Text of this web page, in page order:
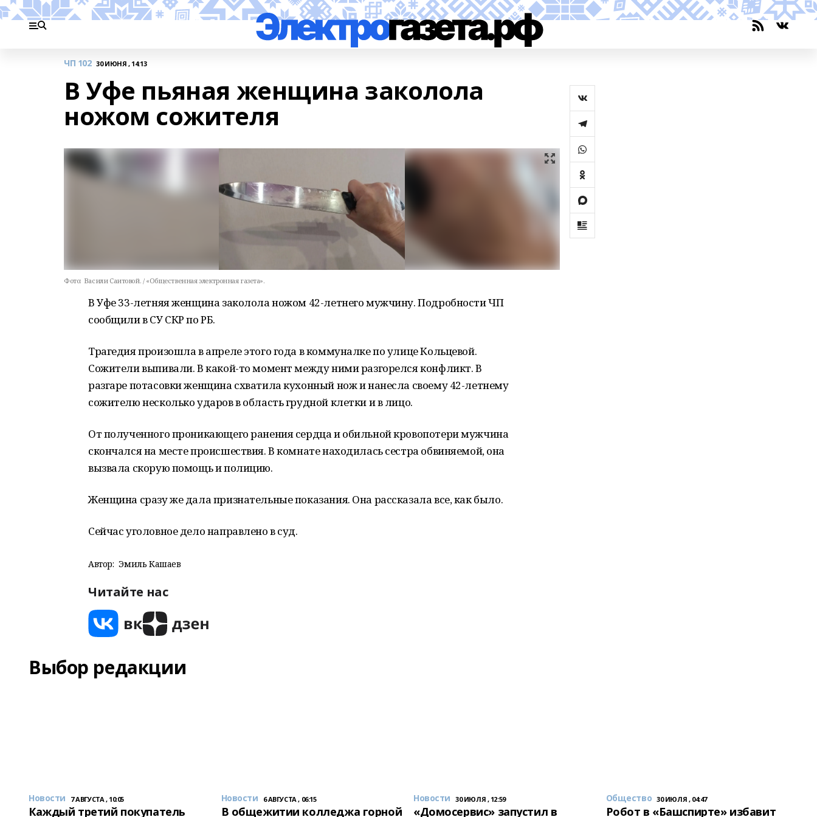
ЧП 102 30 ИЮНЯ , 14:13
В Уфе пьяная женщина заколола
ножом сожителя
Фото: Васили Саитовой. / «Общественная электронная газета».
В Уфе 33-летняя женщина заколола ножом 42-летнего мужчину. Подробности ЧП
сообщили в СУ СКР по РБ.
Трагедия произошла в апреле этого года в коммуналке по улице Кольцевой.
Сожители выпивали. В какой-то момент между ними разгорелся конфликт. В
разгаре потасовки женщина схватила кухонный нож и нанесла своему 42-летнему
сожителю несколько ударов в область грудной клетки и в лицо.
От полученного проникающего ранения сердца и обильной кровопотери мужчина
скончался на месте происшествия. В комнате находилась сестра обвиняемой, она
вызвала скорую помощь и полицию.
Женщина сразу же дала признательные показания. Она рассказала все, как было.
Сейчас уголовное дело направлено в суд.
Автор: Эмиль Кашаев
Читайте нас
Выбор редакции
Новости 7 АВГУСТА , 10:05
Каждый третий покупатель
Новости 6 АВГУСТА , 06:15
В общежитии колледжа горной
Новости 30 ИЮЛЯ , 12:59
«Домосервис» запустил в
Общество 30 ИЮЛЯ , 04:47
Робот в «Башспирте» избавит